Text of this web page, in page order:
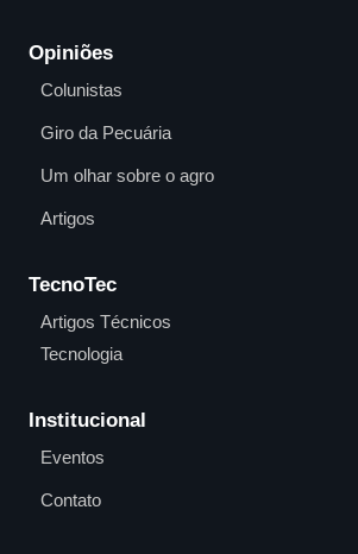
Opiniões
Colunistas
Giro da Pecuária
Um olhar sobre o agro
Artigos
TecnoTec
Artigos Técnicos
Tecnologia
Institucional
Eventos
Contato